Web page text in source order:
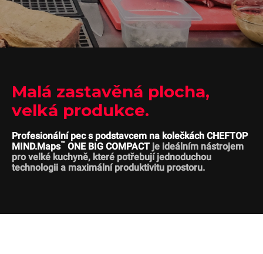
Malá zastavěná plocha,
velká produkce.
Profesionální pec s podstavcem na kolečkách CHEFTOP
MIND.Maps™ ONE BIG COMPACT je ideálním nástrojem
pro velké kuchyně, které potřebují jednoduchou
technologii a maximální produktivitu prostoru.